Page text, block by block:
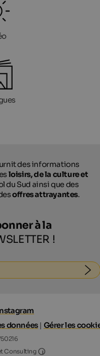
des informations
loisirs, de la culture et
du Sud ainsi que des
offres attrayantes.
à la
!
données| Gérer les
Consulting
Internet